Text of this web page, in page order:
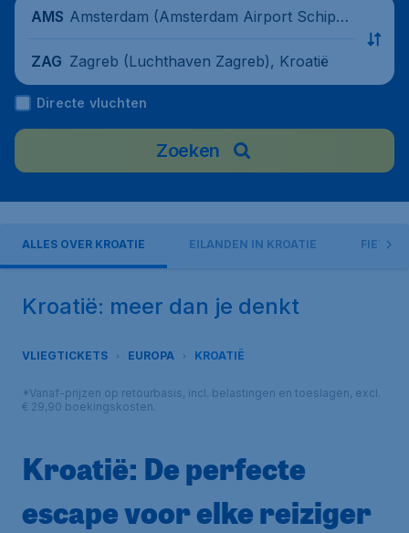
AMS Amsterdam (Amsterdam Airport Schipho
ZAG Zagreb (Luchthaven Zagreb), Kroatië
Directe vluchten
Zoeken
ALLES OVER KROATIË EILANDEN IN KROATIË
Kroatië: meer dan je denkt
VLIEGTICKETS EUROPA KROATIË
*Vanaf-prijzen op retourbasis, incl. belastingen en toeslagen, excl.
€ 29,90 boekingskosten.
Kroatië: De perfecte
escape voor elke reiziger